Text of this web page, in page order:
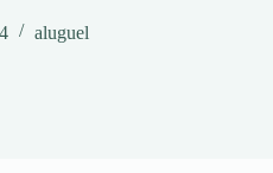
aluguel